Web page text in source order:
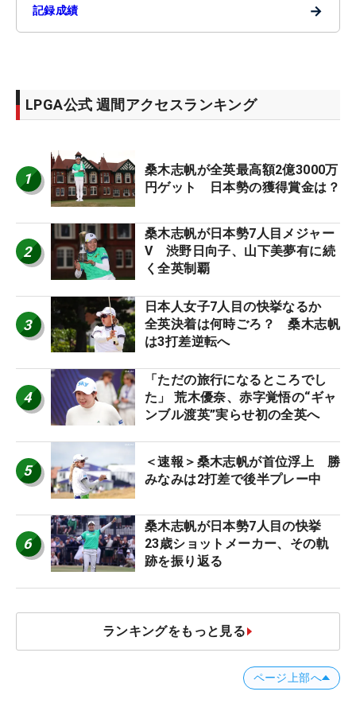
記録成績 →
LPGA公式 週間アクセスランキング
1
桑木志帆が全英最高額2億3000万
円ゲット 日本勢の獲得賞金は？
2
桑木志帆が日本勢7人目メジャー
V 渋野日向子、山下美夢有に続
く全英制覇
3
日本人女子7人目の快挙なるか
全英決着は何時ごろ？ 桑木志帆
は3打差逆転へ
4
「ただの旅行になるところでし
た」 荒木優奈、赤字覚悟の“ギャ
ンブル渡英”実らせ初の全英へ
5
＜速報＞桑木志帆が首位浮上 勝
みなみは2打差で後半プレー中
6
桑木志帆が日本勢7人目の快挙
23歳ショットメーカー、その軌
跡を振り返る
ランキングをもっと見る
ページ上部へ